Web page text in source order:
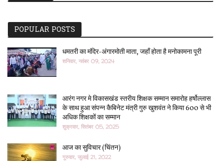
POPULAR POSTS
धमतरी का मंदिर-अंगारमोती माता, जहाँ होता है मनोकामना पूरी
शनिवार, नवंबर 09, 2024
आरंग नगर मे विकासखंड स्तरीय शिक्षक सम्मान समारोह हर्षोल्लास
के साथ हुआ संपन्न कैबिनेट मंत्री गुरु खुशवंत ने किया 600 से भी
अधिक शिक्षकों का सम्मान
शुक्रवार, सितंबर 05, 2025
आज का सुविचार (चिंतन)
गुरुवार, जुलाई 21, 2022